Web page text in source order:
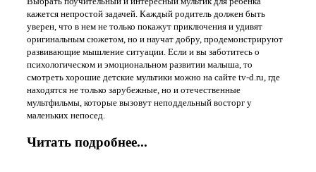
кажется непростой задачей. Каждый родитель должен быть
уверен, что в нем не только покажут приключения и удивят
оригинальным сюжетом, но и научат добру, продемонстрируют
развивающие мышление ситуации. Если и вы заботитесь о
психологическом и эмоциональном развитии малыша, то
смотреть хорошие детские мультики можно на сайте tv-d.ru, где
находятся не только зарубежные, но и отечественные
мультфильмы, которые вызовут неподдельный восторг у
маленьких непосед.
Читать подробнее...